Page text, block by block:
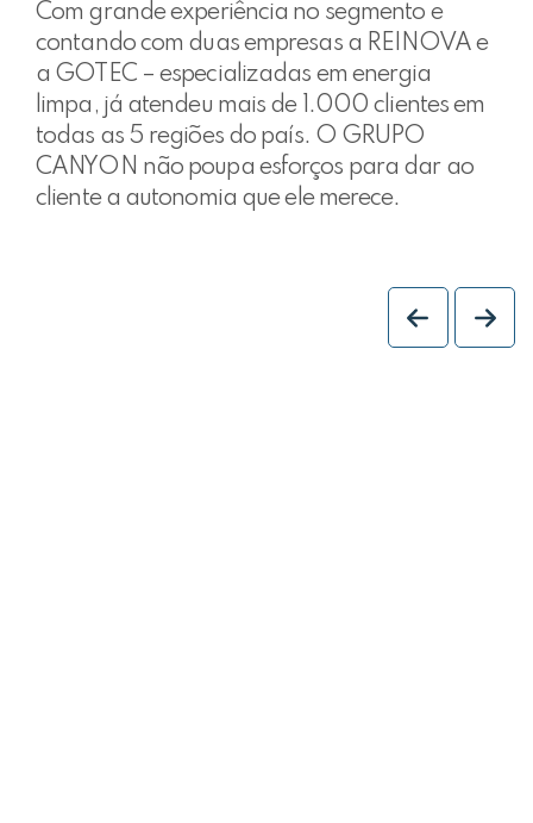
Com grande experiência no segmento e
contando com duas empresas a REINOVA e
a GOTEC – especializadas em energia
limpa, já atendeu mais de 1.000 clientes em
todas as 5 regiões do país. O GRUPO
CANYON não poupa esforços para dar ao
cliente a autonomia que ele merece.